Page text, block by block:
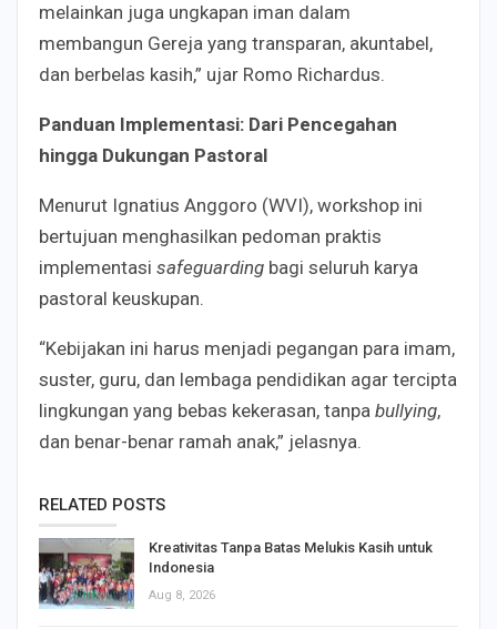
melainkan juga ungkapan iman dalam
membangun Gereja yang transparan, akuntabel,
dan berbelas kasih,” ujar Romo Richardus.
Panduan Implementasi: Dari Pencegahan
hingga Dukungan Pastoral
Menurut Ignatius Anggoro (WVI), workshop ini
bertujuan menghasilkan pedoman praktis
implementasi safeguarding bagi seluruh karya
pastoral keuskupan.
“Kebijakan ini harus menjadi pegangan para imam,
suster, guru, dan lembaga pendidikan agar tercipta
lingkungan yang bebas kekerasan, tanpa bullying,
dan benar-benar ramah anak,” jelasnya.
RELATED POSTS
Kreativitas Tanpa Batas Melukis Kasih untuk
Indonesia
Aug 8, 2026